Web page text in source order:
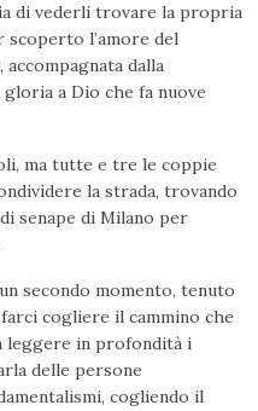
di vederli trovare la propria
scoperto l’amore del
dalla
a Dio che fa nuove
ma tutte e tre le coppie
la strada, trovando
senape di Milano per
secondo momento, tenuto
cogliere il cammino che
leggere in profondità i
delle persone
cogliendo il